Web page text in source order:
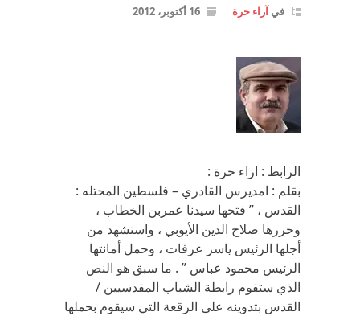
فيآراء حرة 16 أكتوبر، 2012
الرابط : اراء حرة :
بقلم : امديرس القادري – فلسطين المحتله :
القدس ، ” فتحها سيدنا عمربن الخطاب ،
وحررها صلاح الدين الأيوبي ، واستشهد من
أجلها الرئيس ياسر عرفات ، وحمل أمانتها
الرئيس محمود عباس ” . ما سبق هو النص
الذي ستقوم رابطة الشباب المقدسيين /
القدس بتدوينه على الرقعة التي سيقوم بحملها